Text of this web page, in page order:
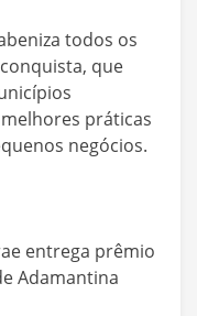
todos os
que
práticas
negócios.
entrega prêmio
Adamantina